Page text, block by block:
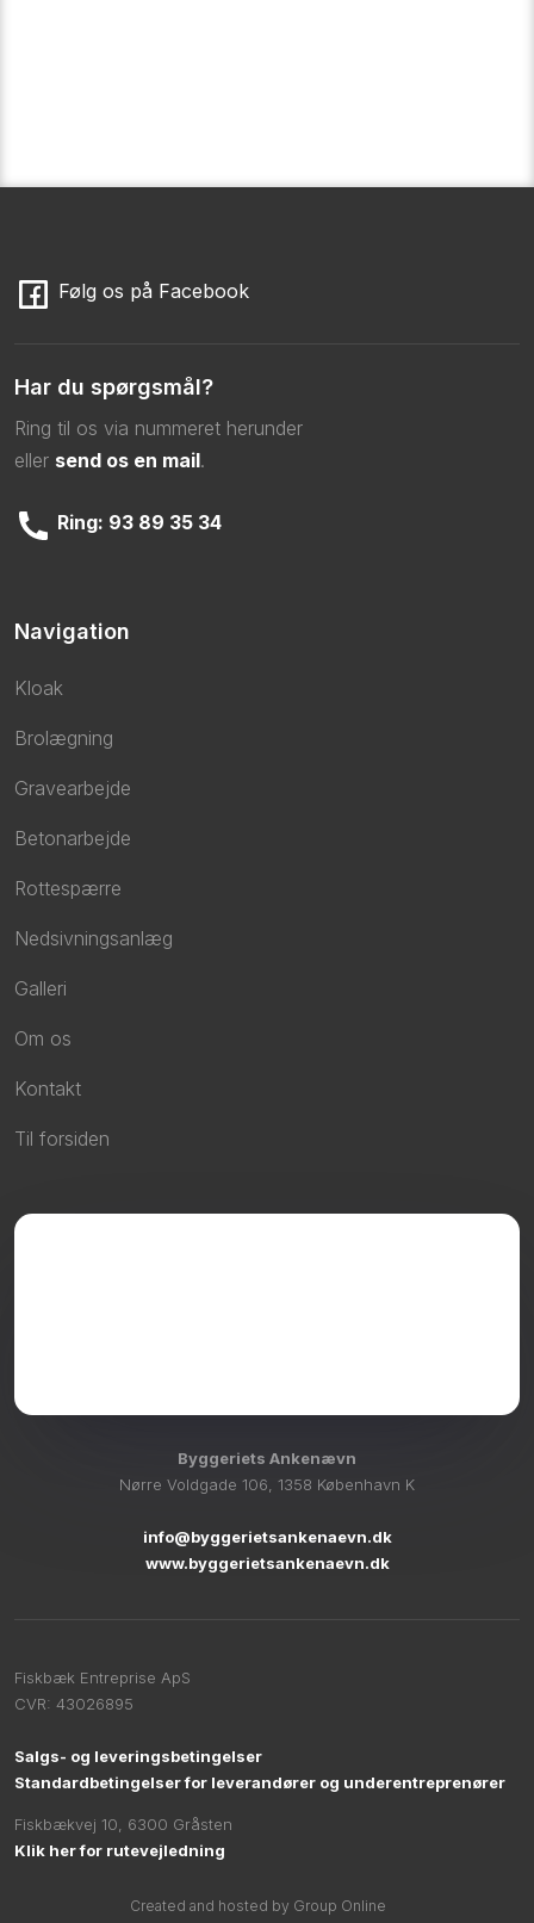
​Følg os på Facebook
Har du spørgsmål?
Ring til os via nummeret herunder
​eller send os en mail.
Ring: 93 89 35 34
Navigation
Kloak
Brolægning
Gravearbejde
Betonarbejde
Rottespærre
Nedsivningsanlæg
Galleri
Om os
Kontakt
Til forsiden
Byggeriets Ankenævn
Nørre Voldgade 106, 1358 København K
info@byggerietsankenaevn.dk
www.byggerietsankenaevn.dk
Fiskbæk Entreprise ApS
CVR​: 43026895
Salgs- og leveringsbetingelser
Standardbetingelser for leverandører og underentreprenører
Fiskbækvej 10, 6300 Gråsten​
Klik her for rutevejledning
Created and hosted by Group Online